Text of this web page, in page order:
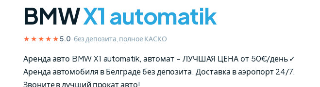
BMWX1 automatik
★★★★★5.0· без депозита, полное КАСКО
Аренда авто BMW X1 automatik, автомат – ЛУЧШАЯ ЦЕНА от 50€/день✓
Аренда автомобиля в Белграде без депозита. Доставка в аэропорт 24/7.
Звоните в лучший прокат авто!